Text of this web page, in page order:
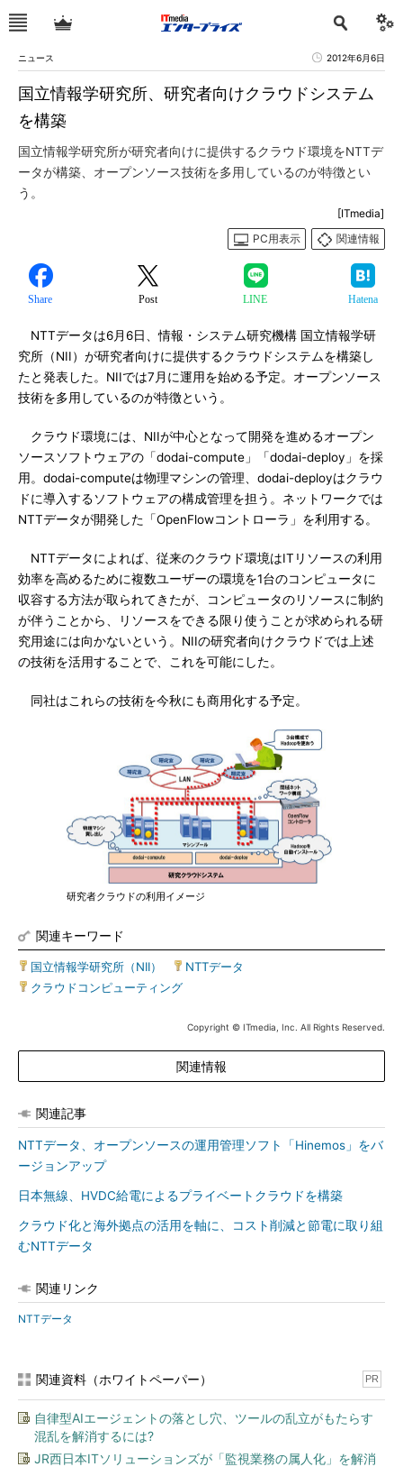
ニュース 2012年6月6日
国立情報学研究所、研究者向けクラウドシステム
を構築
国立情報学研究所が研究者向けに提供するクラウド環境をNTTデ
ータが構築、オープンソース技術を多用しているのが特徴とい
う。
[ITmedia]
PC用表示
関連情報
Share Post LINE Hatena
NTTデータは6月6日、情報・システム研究機構 国立情報学研
究所（NII）が研究者向けに提供するクラウドシステムを構築し
たと発表した。NIIでは7月に運用を始める予定。オープンソース
技術を多用しているのが特徴という。
クラウド環境には、NIIが中心となって開発を進めるオープン
ソースソフトウェアの「dodai-compute」「dodai-deploy」を採
用。dodai-computeは物理マシンの管理、dodai-deployはクラウ
ドに導入するソフトウェアの構成管理を担う。ネットワークでは
NTTデータが開発した「OpenFlowコントローラ」を利用する。
NTTデータによれば、従来のクラウド環境はITリソースの利用
効率を高めるために複数ユーザーの環境を1台のコンピュータに
収容する方法が取られてきたが、コンピュータのリソースに制約
が伴うことから、リソースをできる限り使うことが求められる研
究用途には向かないという。NIIの研究者向けクラウドでは上述
の技術を活用することで、これを可能にした。
同社はこれらの技術を今秋にも商用化する予定。
研究者クラウドの利用イメージ
関連キーワード
国立情報学研究所（NII） NTTデータ
クラウドコンピューティング
Copyright © ITmedia, Inc. All Rights Reserved.
関連情報
関連記事
NTTデータ、オープンソースの運用管理ソフト「Hinemos」をバ
ージョンアップ
日本無線、HVDC給電によるプライベートクラウドを構築
クラウド化と海外拠点の活用を軸に、コスト削減と節電に取り組
むNTTデータ
関連リンク
NTTデータ
関連資料（ホワイトペーパー） PR
自律型AIエージェントの落とし穴、ツールの乱立がもたらす
混乱を解消するには?
JR西日本ITソリューションズが「監視業務の属人化」を解消